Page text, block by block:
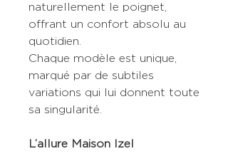
naturellement le poignet,
offrant un confort absolu au
quotidien.
Chaque modèle est unique,
marqué par de subtiles
variations qui lui donnent toute
sa singularité.
L’allure Maison Izel